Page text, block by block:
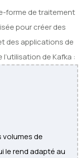
forme de traitement
pour créer des
des applications de
de Kafka :
volumes de
le rend adapté au